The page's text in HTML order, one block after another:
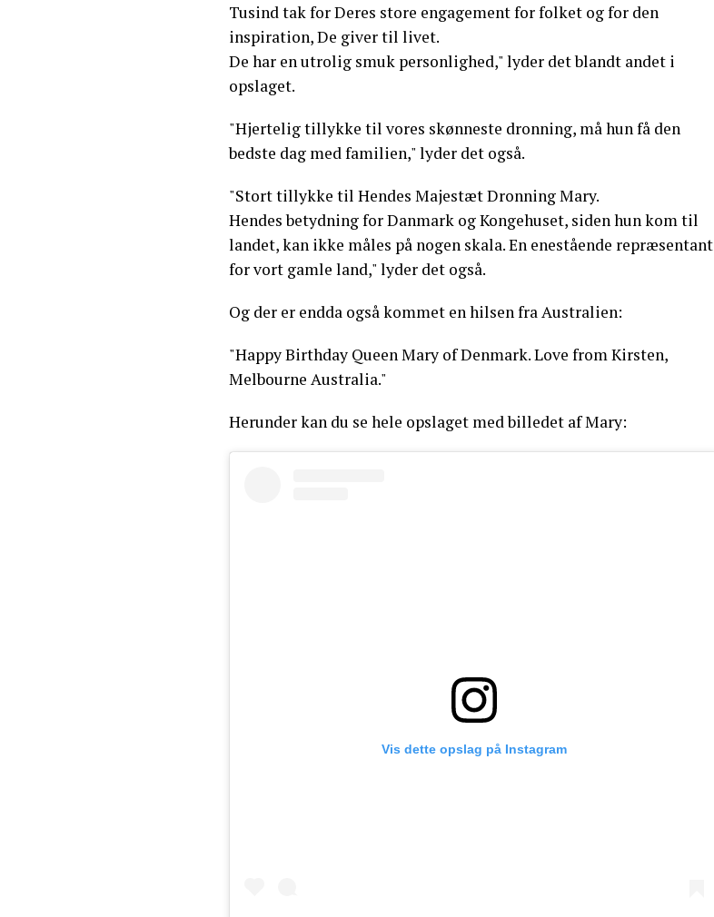
Tusind tak for Deres store engagement for folket og for den
inspiration, De giver til livet.
De har en utrolig smuk personlighed," lyder det blandt andet i
opslaget.
"Hjertelig tillykke til vores skønneste dronning, må hun få den
bedste dag med familien," lyder det også.
"Stort tillykke til Hendes Majestæt Dronning Mary.
Hendes betydning for Danmark og Kongehuset, siden hun kom til
landet, kan ikke måles på nogen skala. En enestående repræsentant
for vort gamle land," lyder det også.
Og der er endda også kommet en hilsen fra Australien:
"Happy Birthday Queen Mary of Denmark. Love from Kirsten,
Melbourne Australia."
Herunder kan du se hele opslaget med billedet af Mary:
Vis dette opslag på Instagram